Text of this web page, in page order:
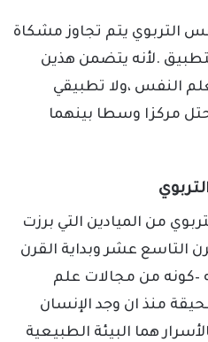
التربوي يتم تجاوز مشكاة
.لأنه يتضمن هذين
النفس ،ولا تطبيقي
مركزا وسطا بينهما
من الميادين التي برزت
التاسع عشر وبداية القرن
–كونه من مجالات علم
منذ ان وجد الإنسان
هما البيئة الطبيعية